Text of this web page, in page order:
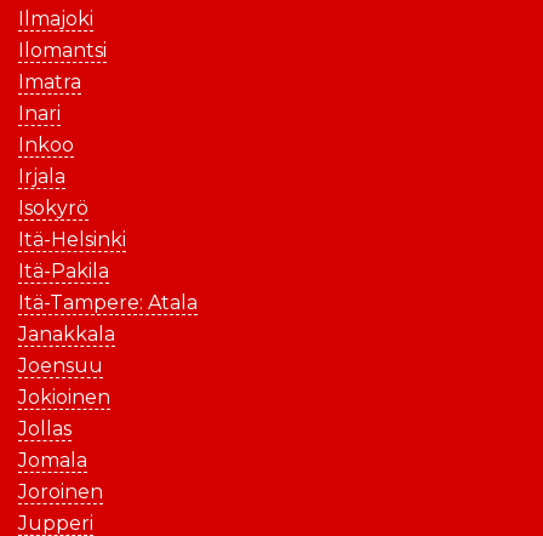
Ilmajoki
Ilomantsi
Imatra
Inari
Inkoo
Irjala
Isokyrö
Itä-Helsinki
Itä-Pakila
Itä-Tampere: Atala
Janakkala
Joensuu
Jokioinen
Jollas
Jomala
Joroinen
Jupperi